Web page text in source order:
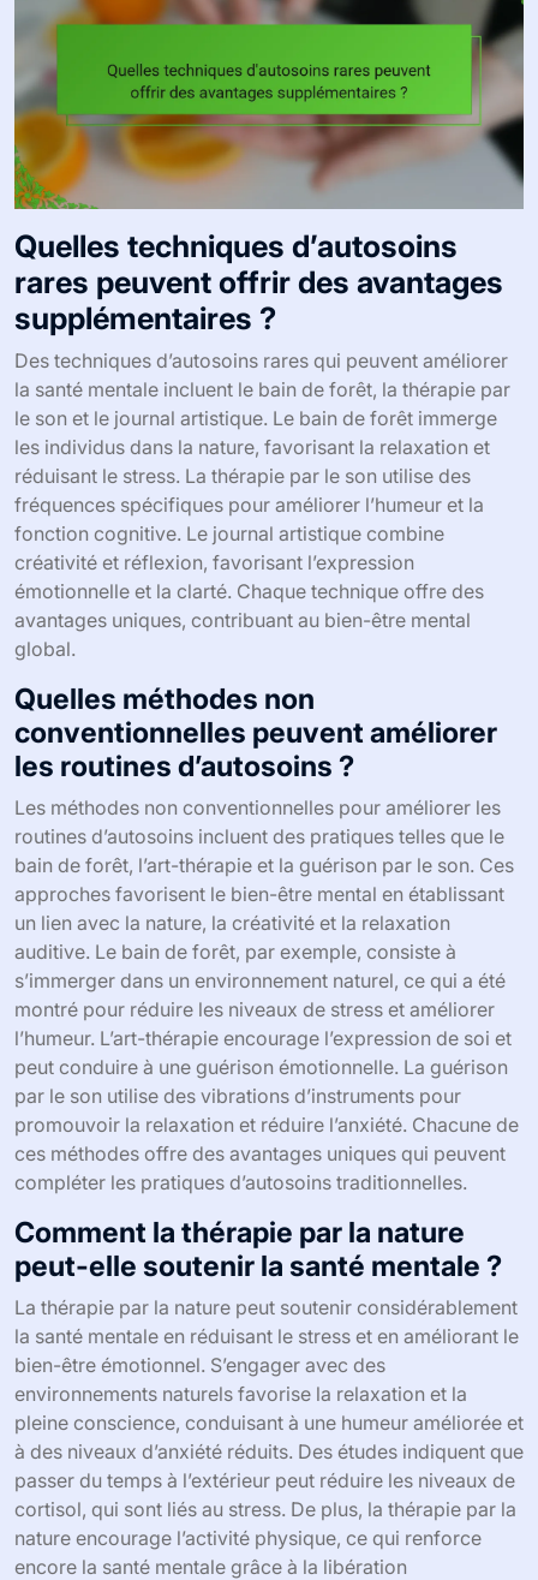
Quelles techniques d’autosoins
rares peuvent offrir des avantages
supplémentaires ?
Des techniques d’autosoins rares qui peuvent améliorer
la santé mentale incluent le bain de forêt, la thérapie par
le son et le journal artistique. Le bain de forêt immerge
les individus dans la nature, favorisant la relaxation et
réduisant le stress. La thérapie par le son utilise des
fréquences spécifiques pour améliorer l’humeur et la
fonction cognitive. Le journal artistique combine
créativité et réflexion, favorisant l’expression
émotionnelle et la clarté. Chaque technique offre des
avantages uniques, contribuant au bien-être mental
global.
Quelles méthodes non
conventionnelles peuvent améliorer
les routines d’autosoins ?
Les méthodes non conventionnelles pour améliorer les
routines d’autosoins incluent des pratiques telles que le
bain de forêt, l’art-thérapie et la guérison par le son. Ces
approches favorisent le bien-être mental en établissant
un lien avec la nature, la créativité et la relaxation
auditive. Le bain de forêt, par exemple, consiste à
s’immerger dans un environnement naturel, ce qui a été
montré pour réduire les niveaux de stress et améliorer
l’humeur. L’art-thérapie encourage l’expression de soi et
peut conduire à une guérison émotionnelle. La guérison
par le son utilise des vibrations d’instruments pour
promouvoir la relaxation et réduire l’anxiété. Chacune de
ces méthodes offre des avantages uniques qui peuvent
compléter les pratiques d’autosoins traditionnelles.
Comment la thérapie par la nature
peut-elle soutenir la santé mentale ?
La thérapie par la nature peut soutenir considérablement
la santé mentale en réduisant le stress et en améliorant le
bien-être émotionnel. S’engager avec des
environnements naturels favorise la relaxation et la
pleine conscience, conduisant à une humeur améliorée et
à des niveaux d’anxiété réduits. Des études indiquent que
passer du temps à l’extérieur peut réduire les niveaux de
cortisol, qui sont liés au stress. De plus, la thérapie par la
nature encourage l’activité physique, ce qui renforce
encore la santé mentale grâce à la libération